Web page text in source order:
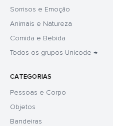
Sorrisos e Emoção
Animais e Natureza
Comida e Bebida
Todos os grupos Unicode →
CATEGORIAS
Pessoas e Corpo
Objetos
Bandeiras